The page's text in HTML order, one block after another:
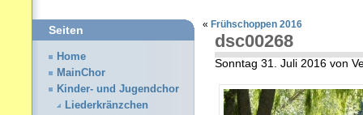
« Frühschoppen 2016
dsc00268
Sonntag 31. Juli 2016 von
Seiten
Home
MainChor
Kinder- und Jugendchor
Liederkränzchen